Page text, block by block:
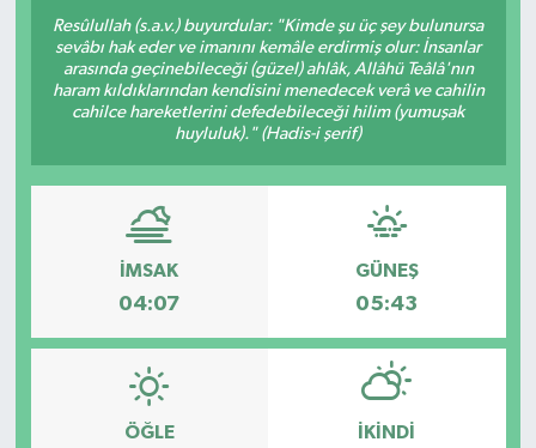
Resûlullah (s.a.v.) buyurdular: "Kimde şu üç şey bulunursa
sevâbı hak eder ve imanını kemâle erdirmiş olur: İnsanlar
arasında geçinebileceği (güzel) ahlâk, Allâhü Teâlâ'nın
haram kıldıklarından kendisini menedecek verâ ve cahilin
cahilce hareketlerini defedebileceği hilim (yumuşak
huyluluk)." (Hadis-i şerif)
İMSAK
04:07
GÜNEŞ
05:43
ÖĞLE İKINDI